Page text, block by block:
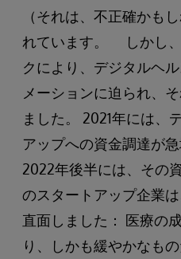
（それは、不正確かも
れています。 しかし、
クにより、デジタルヘ
メーションに迫られ、
ました。 2021年には、
アップへの資金調達が
2022年後半には、その
のスタートアップ企業
直面しました： 医療の
り、しかも緩やかなもの